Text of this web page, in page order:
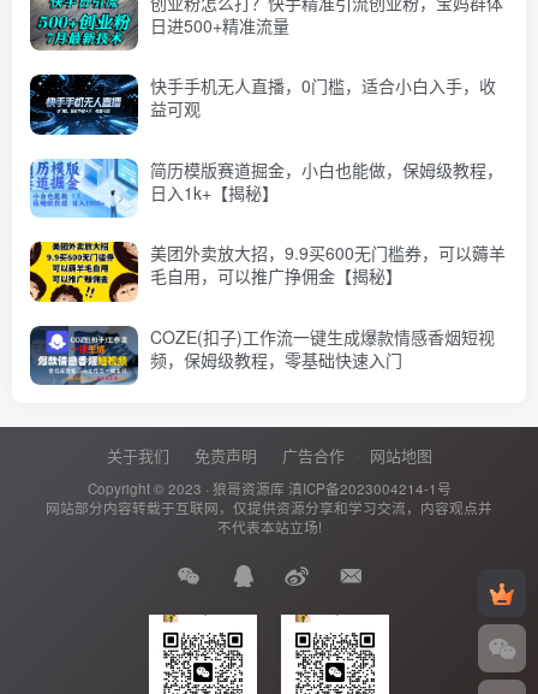
日进500+精准流量
快手手机无人直播，0门槛，适合小白入手，收
益可观
简历模版赛道掘金，小白也能做，保姆级教程，
日入1k+【揭秘】
美团外卖放大招，9.9买600无门槛券，可以薅羊
毛自用，可以推广挣佣金【揭秘】
COZE(扣子)工作流一键生成爆款情感香烟短视
频，保姆级教程，零基础快速入门
关于我们 免责声明 广告合作 网站地图
Copyright © 2023 · 狼哥资源库 滇ICP备2023004214-1号
网站部分内容转载于互联网，仅提供资源分享和学习交流，内容观点并
不代表本站立场!